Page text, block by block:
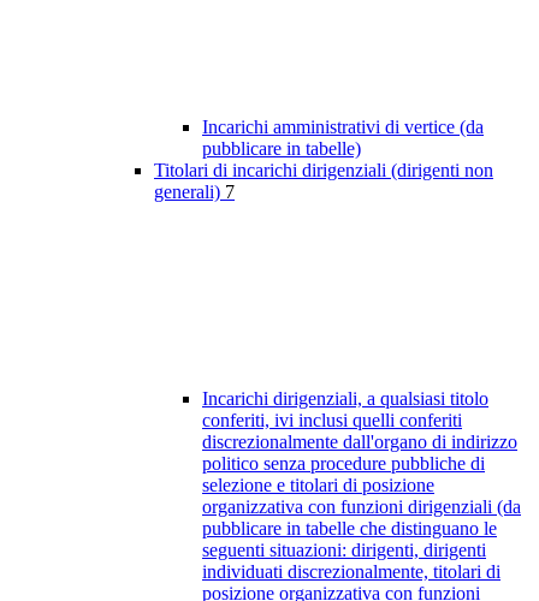
Incarichi amministrativi di vertice (da
pubblicare in tabelle)
Titolari di incarichi dirigenziali (dirigenti non
generali) 7
Incarichi dirigenziali, a qualsiasi titolo
conferiti, ivi inclusi quelli conferiti
discrezionalmente dall'organo di indirizzo
politico senza procedure pubbliche di
selezione e titolari di posizione
organizzativa con funzioni dirigenziali (da
pubblicare in tabelle che distinguano le
seguenti situazioni: dirigenti, dirigenti
individuati discrezionalmente, titolari di
posizione organizzativa con funzioni